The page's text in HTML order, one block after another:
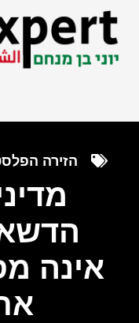
הזירה
אינה